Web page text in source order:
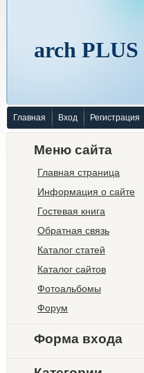
arch PLUS
Главная Вход Регистрация
Меню сайта
Главная страница
Информация о сайте
Гостевая книга
Обратная связь
Каталог статей
Каталог сайтов
Фотоальбомы
Форум
Форма входа